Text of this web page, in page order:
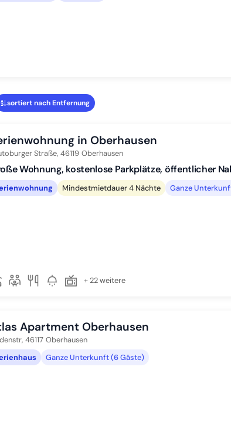
sortiert nach Entfernung
in Oberhausen
Straße, 46119 Oberhausen
Wohnung, kostenlose Parkplätze, öffentlicher
Mindestmietdauer 4 Nächte Ganze
+ 22 weitere
Apartment Oberhausen
46117 Oberhausen
Ganze Unterkunft (6 Gäste)